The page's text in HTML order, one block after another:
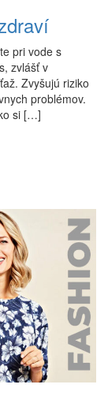
pri vode s
zvlášť v
Zvyšujú riziko
problémov.
si […]